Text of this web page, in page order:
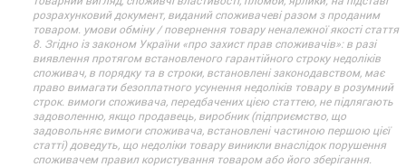
розрахунковий документ, виданий споживачеві разом з проданим
товаром. умови обміну / повернення товару неналежної якості стаття
8. Згідно із законом України «про захист прав споживачів»: в разі
виявлення протягом встановленого гарантійного строку недоліків
споживач, в порядку та в строки, встановлені законодавством, має
право вимагати безоплатного усунення недоліків товару в розумний
строк. вимоги споживача, передбачених цією статтею, не підлягають
задоволенню, якщо продавець, виробник (підприємство, що
задовольняє вимоги споживача, встановлені частиною першою цієї
статті) доведуть, що недоліки товару виникли внаслідок порушення
споживачем правил користування товаром або його зберігання.